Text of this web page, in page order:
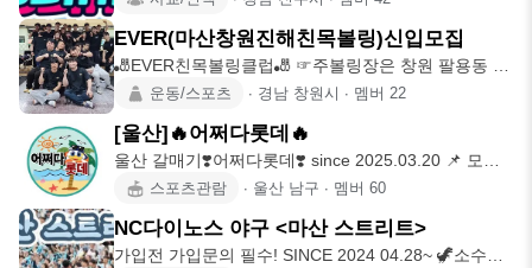
EVER(마산창원진해친목볼링)신입모집
🎳EVER친목볼링클럽🎳 ☞주볼링장은 창원 팔용동 탑
볼링장 입니다. 볼링 배우고 싶으신 초보
운동/스포츠 ∙ 경남 창원시 ∙ 멤버 22
[울산]🔥어쩌다롯데🔥
울산 갈매기❣️어쩌다롯데❣️ since 2025.03.20 📌 모임
이 만들어진 이유 울
스포츠관람 ∙ 울산 남구 ∙ 멤버 60
NC다이노스 야구 <마산 스트리트>
가입전 가입문의 필수! SINCE 2024 04.28~ 🦖소수이